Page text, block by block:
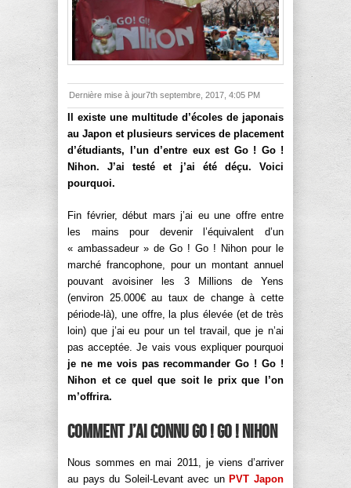
Dernière mise à jour7th septembre, 2017, 4:05 PM
Il existe une multitude d’écoles de japonais
au Japon et plusieurs services de placement
d’étudiants, l’un d’entre eux est Go ! Go !
Nihon. J’ai testé et j’ai été déçu. Voici
pourquoi.
Fin février, début mars j’ai eu une offre entre
les mains pour devenir l’équivalent d’un
« ambassadeur » de Go ! Go ! Nihon pour le
marché francophone, pour un montant annuel
pouvant avoisiner les 3 Millions de Yens
(environ 25.000€ au taux de change à cette
période-là), une offre, la plus élevée (et de très
loin) que j’ai eu pour un tel travail, que je n’ai
pas acceptée. Je vais vous expliquer pourquoi
je ne me vois pas recommander Go ! Go !
Nihon et ce quel que soit le prix que l’on
m’offrira.
Comment j’ai connu Go ! Go ! Nihon
Nous sommes en mai 2011, je viens d’arriver
au pays du Soleil-Levant avec un PVT Japon